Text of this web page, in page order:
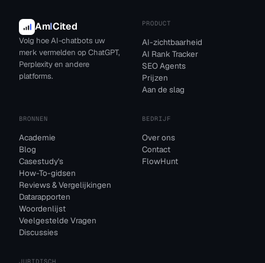
AmICited
Volg hoe AI-chatbots uw
merk vermelden op ChatGPT,
Perplexity en andere
platforms.
PRODUCT
AI-zichtbaarheid
AI Rank Tracker
SEO Agents
Prijzen
Aan de slag
BRONNEN
Academie
Blog
Casestudy's
How-To-gidsen
Reviews & Vergelijkingen
Datarapporten
Woordenlijst
Veelgestelde Vragen
Discussies
BEDRIJF
Over ons
Contact
FlowHunt
JURIDISCH